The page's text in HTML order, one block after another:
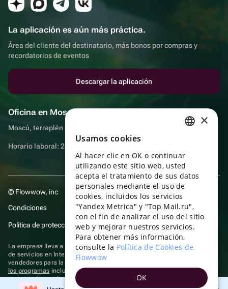
La aplicación es aún más práctica.
Área del cliente del destinatario, más bonos por compras y
recordatorios de eventos
Descargar la aplicación
Oficina en Moscú
Moscú, terraplén Sadovnicheskaya, 9, sala 2/3
Horario laboral: 24 horas
© Flowwow, inc
Condiciones
Política de protección y privacidad de datos
La empresa lleva a cabo su actividad en el ámbito de las TI: prestación
de servicios en Internet para la publicación de ofertas (anuncios) de
vendedores para la venta de artículos. Acceder a la
los programas incluidos en el registro de programas rusos para
computadoras y bases de datos.
ENGLISH
UKRAINIAN
PORTUGUESE
SPANISH
HUNGARIAN
ITALIAN
×
Usamos cookies
Al hacer clic en OK o continuar
utilizando este sitio web, usted
acepta el tratamiento de sus datos
personales mediante el uso de
cookies, incluidos los servicios
"Yandex Metrica" y "Top Mail.ru",
con el fin de analizar el uso del sitio
web y mejorar nuestros servicios.
Para obtener más información,
consulte la Política de Cookies de
Flowwow
OK